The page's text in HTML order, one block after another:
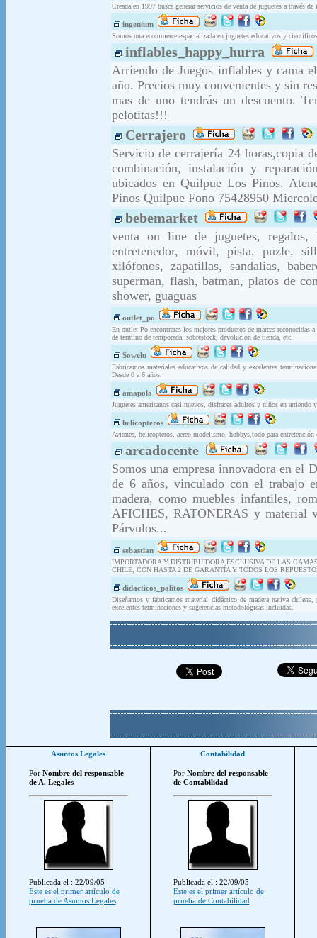
Creada en 1997 busca generar servicios de venta de juguetes a través de
ingenium
Somos una ecommerce espacializada en juguetes educativos y
inflables_happy_hurra
Arriendo de Juegos inflables y cama
año. Precios muy convenientes y sin
mas de uno tendrás un descuento.
pelotitas!!!
Cerrajero
Servicio de cerrajería 24 horas,copia
combinación, instalación y
ubicados en Quilpue Los Pinos.
Pinos Quilpue Fono 75428950
bebemarket
venta on line de juguetes, regalos,
entretenedor, móvil, pista, puzle,
xilófonos, zapatillas, sandalias,
superman, flash, batman, platos de
shower, guaguas
outlet_po
En outlet Po encontraras los mejores productos de marcas reconocidas
de termino de temporada, sobrestock, devolucion de tienda, etc.
Sowelu
Fabricamos materiales educativos de calidad y excelentes
Desde 0 a 6 años.
amapola
Juguetes americanos casi nuevos, disfraces adultos y niños en arriendo
helicopteros
Aviones, helicopteros, aereo modelismo, hobbys,todo para entretención
arcadocente
Somos una empresa innovadora en el
de 6 años, vinculado con el trabajo
madera, como muebles infantiles,
AFICHES, RATONERAS y material
Párvulos...
sebastian
IMPORTADORA Y DISTRIBUIDORA ESCLUSIVA DE LAS
CHILE, CON HASTA 2 DE GARANTÍA Y TODOS LOS
didacticos_palitos
Diseñamos y fabricamos material didáctico de madera nativa
excelentes terminaciones y sugerencias metodológicas incluidas.
Asuntos Legales
Por Nombre del responsable
de A. Legales
Publicada el : 22/09/05
Este es el primer artículo de
prueba de Asuntos Legales
Contabilidad
Por Nombre del responsable
de Contabilidad
Publicada el : 22/09/05
Este es el primer artículo de
prueba de Contabilidad